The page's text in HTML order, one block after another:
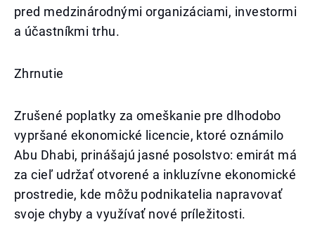
pred medzinárodnými organizáciami, investormi
a účastníkmi trhu.
Zhrnutie
Zrušené poplatky za omeškanie pre dlhodobo
vypršané ekonomické licencie, ktoré oznámilo
Abu Dhabi, prinášajú jasné posolstvo: emirát má
za cieľ udržať otvorené a inkluzívne ekonomické
prostredie, kde môžu podnikatelia napravovať
svoje chyby a využívať nové príležitosti.